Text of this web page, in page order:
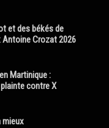
et des békés de
Antoine Crozat 2026
Martinique :
plainte contre X
mieux